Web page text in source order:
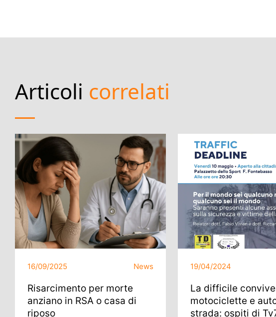
Articoli correlati
16/09/2025 News
Risarcimento per morte
anziano in RSA o casa di
riposo
19/04/2024
La difficile
motociclette e
strada: ospiti di